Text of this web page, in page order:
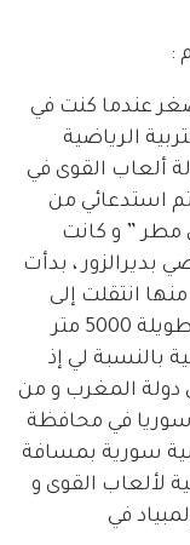
:
عندما كنت في
الرياضية
ألعاب القوى في
استدعائي من
مطر ” و كانت
بديرالزور ، بدأت
100-200 متر و منها انتقلت إلى
المسافات المتوسطة فالمسافات الطويلة 5000 متر
مرحلة مفصلية بالنسبة لي إذ
دولة المغرب و من
في محافظة
قياسية سورية بمسافة
لألعاب القوى و
في